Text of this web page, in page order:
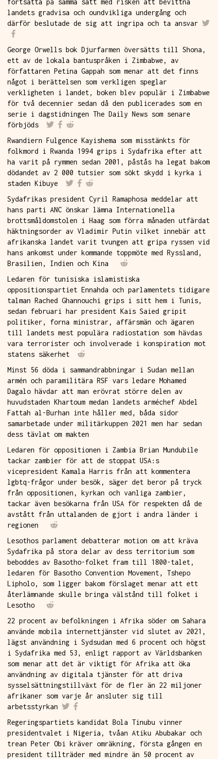
landets gradvisa och oundvikliga undergång och
därför beslutade de sig att ingripa och ta ansvar
George Orwells bok Djurfarmen översätts till Shona,
ett av de lokala bantuspråken i Zimbabwe, av
författaren Petina Gappah som menar att det finns
något i berättelsen som verkligen speglar
verkligheten i landet, boken blev populär i Zimbabwe
för två decennier sedan då den publicerades som en
serie i dagstidningen The Daily News som senare
förbjöds
Rwandiern Fulgence Kayishema som misstänkts för
folkmord i Rwanda 1994 grips i Sydafrika efter att
ha varit på rymmen sedan 2001, påstås ha legat bakom
dödandet av 2 000 tutsier som sökt skydd i kyrka i
staden Kibuye
Sydafrikas president Cyril Ramaphosa meddelar att
hans parti ANC önskar lämna Internationella
brottsmåldomstolen i Haag som förra månaden utfärdat
häktningsorder av Vladimir Putin vilket innebär att
afrikanska landet varit tvungen att gripa ryssen vid
hans ankomst under kommande toppmöte med Ryssland,
Brasilien, Indien och Kina
Ledaren för tunisiska islamistiska
oppositionspartiet Ennahda och parlamentets tidigare
talman Rached Ghannouchi grips i sitt hem i Tunis,
sedan februari har president Kais Saied gripit
politiker, forna ministrar, affärsmän och ägaren
till landets mest populära radiostation som hävdas
vara terrorister och involverade i konspiration mot
statens säkerhet
Minst 56 döda i sammandrabbningar i Sudan mellan
armén och paramilitära RSF vars ledare Mohamed
Dagalo hävdar att man erövrat större delen av
huvudstaden Khartoum medan landets arméchef Abdel
Fattah al-Burhan inte håller med, båda sidor
samarbetade under militärkuppen 2021 men har sedan
dess tävlat om makten
Ledaren för oppositionen i Zambia Brian Mundubile
tackar zambier för att de stoppat USA:s
vicepresident Kamala Harris från att kommentera
lgbtq-frågor under besök, säger det beror på tryck
från oppositionen, kyrkan och vanliga zambier,
tackar även besökarna från USA för respekten då de
avstått från uttalanden de gjort i andra länder i
regionen
Lesothos parlament debatterar motion om att kräva
Sydafrika på stora delar av dess territorium som
beboddes av Basotho-folket fram till 1800-talet,
ledaren för Basotho Convention Movement, Tshepo
Lipholo, som ligger bakom förslaget menar att ett
återlämnande skulle bringa välstånd till folket i
Lesotho
22 procent av befolkningen i Afrika söder om Sahara
använde mobila internettjänster vid slutet av 2021,
lägst användning i Sydsudan med 6 procent och högst
i Sydafrika med 53, enligt rapport av Världsbanken
som menar att det är viktigt för Afrika att öka
användning av digitala tjänster för att driva
sysselsättningstillväxt för de fler än 22 miljoner
afrikaner som varje år ansluter sig till
arbetsstyrkan
Regeringspartiets kandidat Bola Tinubu vinner
presidentvalet i Nigeria, tvåan Atiku Abubakar och
trean Peter Obi kräver omräkning, första gången en
president tillträder med mindre än 50 procent av